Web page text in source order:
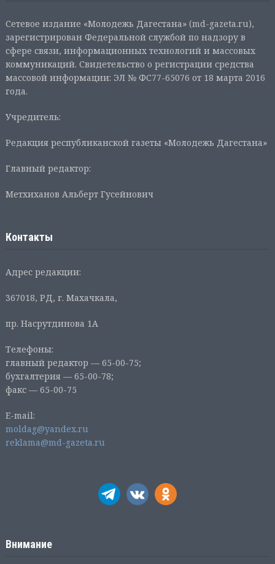
Сетевое издание «Молодежь Дагестана» (md-gazeta.ru),
зарегистрирован Федеральной службой по надзору в
сфере связи, информационных технологий и массовых
коммуникаций. Свидетельство о регистрации средства
массовой информации: ЭЛ № ФС77-65076 от 18 марта 2016
года.
Учредитель:
Редакция республиканской газеты «Молодежь Дагестана»
Главный редактор:
Метхиханов Альберт Гусейнович
Контакты
Адрес редакции:
367018, РД, г. Махачкала,
пр. Насрутдинова 1А
Телефоны:
главный редактор — 65-00-75;
бухгалтерия — 65-00-78;
факс — 65-00-75
E-mail:
moldag@yandex.ru
reklama@md-gazeta.ru
Внимание